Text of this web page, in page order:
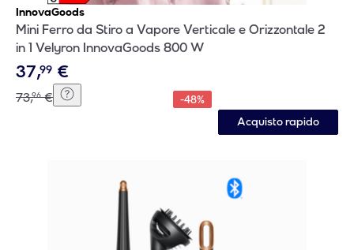
InnovaGoods
Mini Ferro da Stiro a Vapore Verticale e Orizzontale 2
in 1 Velyron InnovaGoods 800 W
37,99 €
73,96 € -48%
Acquisto rapido